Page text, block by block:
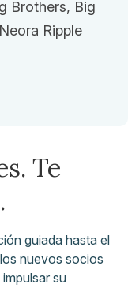
Brothers, Big
Ripple
Te
guiada hasta el
nuevos socios
su